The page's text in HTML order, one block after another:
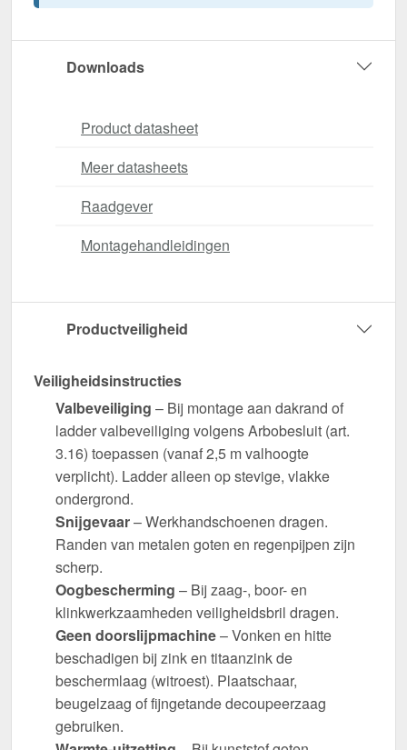
Downloads
Product datasheet
Meer datasheets
Raadgever
Montagehandleidingen
Productveiligheid
Veiligheidsinstructies
Valbeveiliging – Bij montage aan dakrand of
ladder valbeveiliging volgens Arbobesluit (art.
3.16) toepassen (vanaf 2,5 m valhoogte
verplicht). Ladder alleen op stevige, vlakke
ondergrond.
Snijgevaar– Werkhandschoenen dragen.
Randen van metalen goten en regenpijpen zijn
scherp.
Oogbescherming – Bij zaag-, boor- en
klinkwerkzaamheden veiligheidsbril dragen.
Geen doorslijpmachine– Vonken en hitte
beschadigen bij zink en titaanzink de
beschermlaag (witroest). Plaatschaar,
beugelzaag of fijngetande decoupeerzaag
gebruiken.